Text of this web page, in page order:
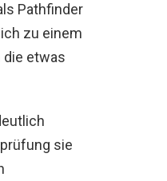
Pathfinder
zu einem
die etwas
sie